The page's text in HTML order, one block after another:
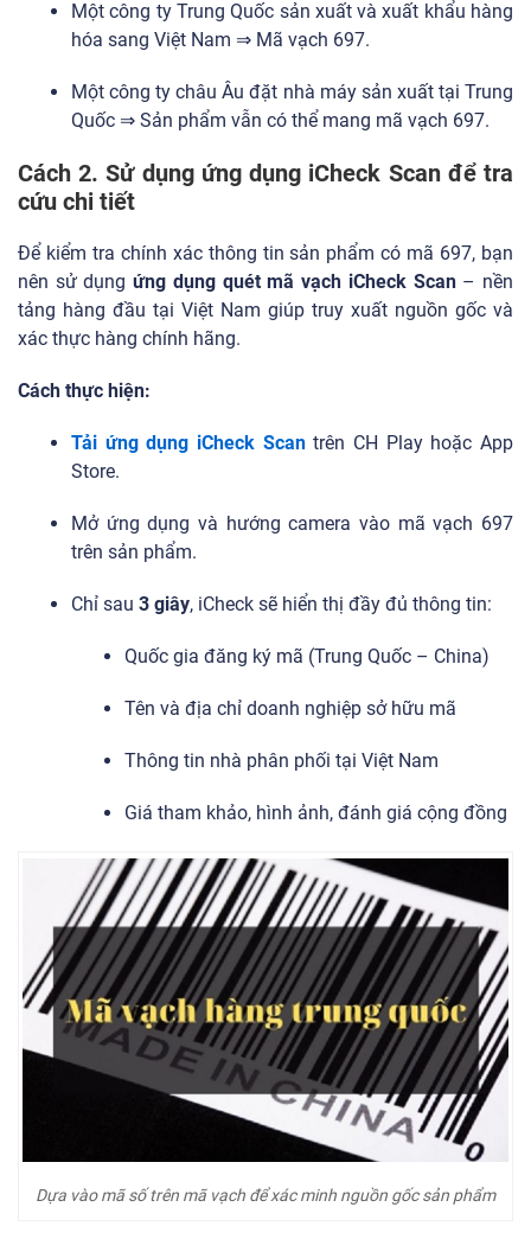
Một công ty Trung Quốc sản xuất và xuất khẩu hàng
hóa sang Việt Nam ⇒ Mã vạch 697.
Một công ty châu Âu đặt nhà máy sản xuất tại Trung
Quốc ⇒ Sản phẩm vẫn có thể mang mã vạch 697.
Cách 2. Sử dụng ứng dụng iCheck Scan để tra
cứu chi tiết
Để kiểm tra chính xác thông tin sản phẩm có mã 697, bạn
nên sử dụngứng dụng quét mã vạch iCheck Scan– nền
tảng hàng đầu tại Việt Nam giúp truy xuất nguồn gốc và
xác thực hàng chính hãng.
Cách thực hiện:
Tải ứng dụng iCheck Scantrên CH Play hoặc App
Store.
Mở ứng dụng và hướng camera vào mã vạch 697
trên sản phẩm.
Chỉ sau 3 giây, iCheck sẽ hiển thị đầy đủ thông tin:
Quốc gia đăng ký mã (Trung Quốc – China)
Tên và địa chỉ doanh nghiệp sở hữu mã
Thông tin nhà phân phối tại Việt Nam
Giá tham khảo, hình ảnh, đánh giá cộng đồng
Dựa vào mã số trên mã vạch để xác minh nguồn gốc sản phẩm